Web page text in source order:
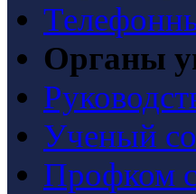
Органы
Ученый
Профком